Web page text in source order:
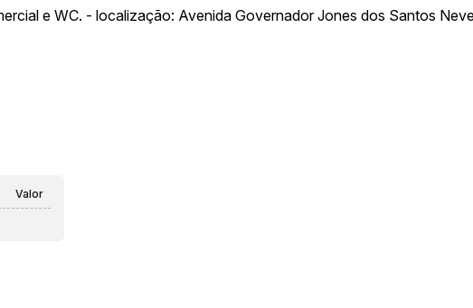
e WC. - localização: Avenida Governador Jones dos Santos
Valor